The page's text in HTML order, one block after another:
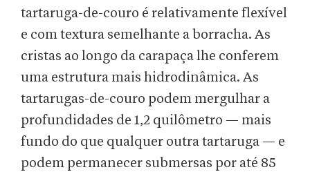
tartaruga-de-couro é relativamente flexível
e com textura semelhante a borracha. As
cristas ao longo da carapaça lhe conferem
uma estrutura mais hidrodinâmica. As
tartarugas-de-couro podem mergulhar a
profundidades de 1,2 quilômetro — mais
fundo do que qualquer outra tartaruga — e
podem permanecer submersas por até 85